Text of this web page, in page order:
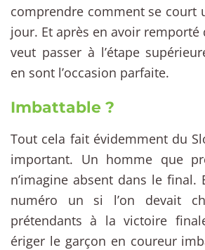
comprendre comment se court
jour. Et après en avoir remporté
veut passer à l’étape
en sont l’occasion parfaite.
Imbattable ?
Tout cela fait évidemment du
important. Un homme que
n’imagine absent dans le final.
numéro un si l’on devait
prétendants à la victoire
ériger le garçon en coureur